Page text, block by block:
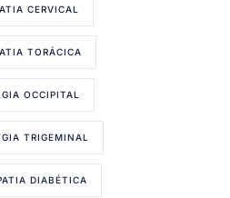
CERVICAL
TORÁCICA
OCCIPITAL
TRIGEMINAL
DIABÉTICA